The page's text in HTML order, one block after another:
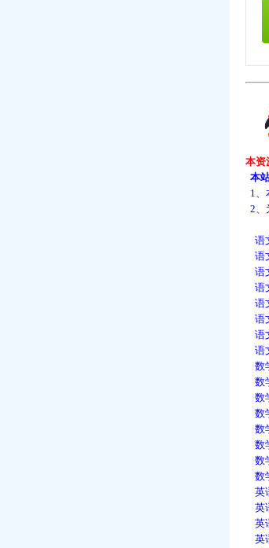
本
本
1、
2、
语
语
语
语
语
语
语
语
数
数
数
数
数
数
数
数
英
英
英
英